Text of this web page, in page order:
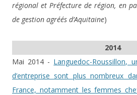
régional et Préfecture de région, en
de gestion agréés d’Aquitaine)
2014
Mai 2014 - Languedoc-Roussillon,
d’entreprise sont plus nombreux
France, notamment les femmes